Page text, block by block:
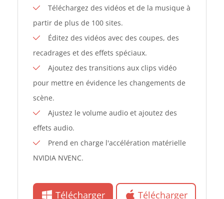
Téléchargez des vidéos et de la musique à
partir de plus de 100 sites.
Éditez des vidéos avec des coupes, des
recadrages et des effets spéciaux.
Ajoutez des transitions aux clips vidéo
pour mettre en évidence les changements de
scène.
Ajustez le volume audio et ajoutez des
effets audio.
Prend en charge l'accélération matérielle
NVIDIA NVENC.
Télécharger Télécharger